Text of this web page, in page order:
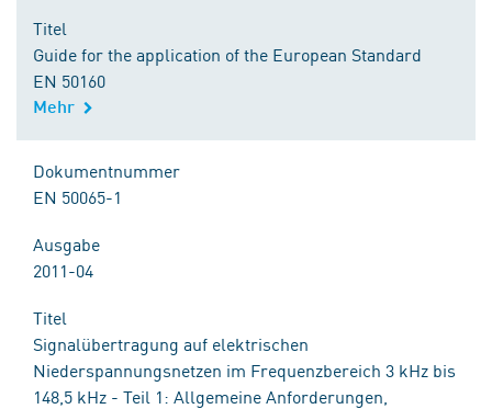
Titel
Guide for the application of the European Standard
EN 50160
Mehr
Dokumentnummer
EN 50065-1
Ausgabe
2011-04
Titel
Signalübertragung auf elektrischen
Niederspannungsnetzen im Frequenzbereich 3 kHz bis
148,5 kHz - Teil 1: Allgemeine Anforderungen,